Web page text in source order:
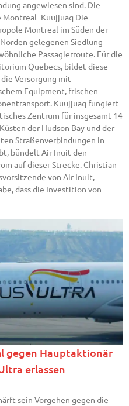
angewiesen sind. Die
Die
Montreal im Süden der
gelegenen Siedlung
Passagierroute. Für die
Quebecs, bildet diese
Versorgung mit
Equipment, frischen
Kuujjuaq fungiert
Zentrum für insgesamt 14
der Hudson Bay und der
Straßenverbindungen in
bündelt Air Inuit den
auf dieser Strecke. Christian
von Air Inuit,
dass die Investition von
gegen Hauptaktionär
erlassen
sein Vorgehen gegen die